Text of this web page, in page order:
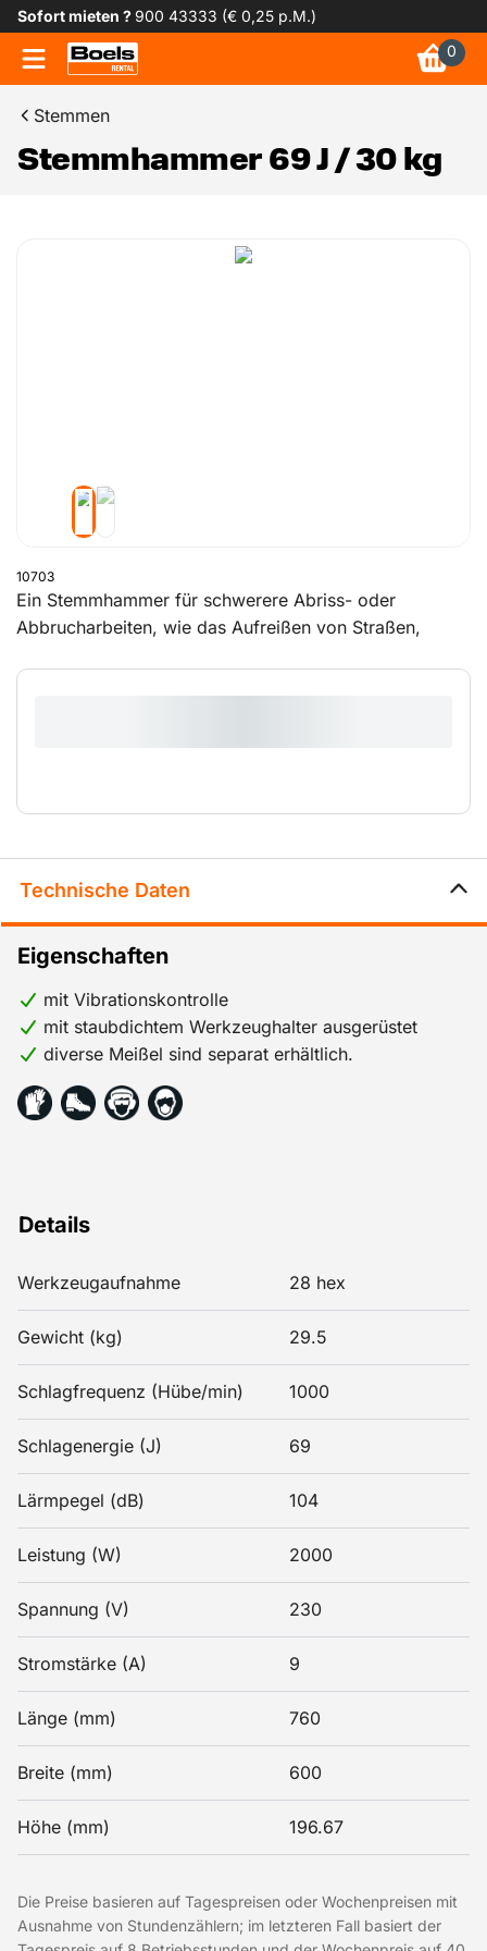
Sofort mieten ?900 43333 (€ 0,25 p.M.)
0
Stemmen
Stemmhammer 69 J / 30 kg
10703
Ein Stemmhammer für schwerere Abriss- oder
Abbrucharbeiten, wie das Aufreißen von Straßen,
Technische Daten
Details
Werkzeugaufnahme 28 hex
Gewicht (kg) 29.5
Schlagfrequenz (Hübe/min) 1000
Schlagenergie (J) 69
Lärmpegel (dB) 104
Leistung (W) 2000
Spannung (V) 230
Stromstärke (A) 9
Länge (mm) 760
Breite (mm) 600
Höhe (mm) 196.67
Eigenschaften
mit Vibrationskontrolle
mit staubdichtem Werkzeughalter ausgerüstet
diverse Meißel sind separat erhältlich.
Die Preise basieren auf Tagespreisen oder Wochenpreisen mit
Ausnahme von Stundenzählern; im letzteren Fall basiert der